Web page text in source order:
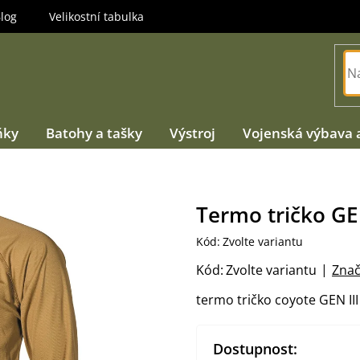
Velikostní tabulka
Batohy a tašky Výstroj Vojenská výbava
termo tričko coyote GEN III
Termo tričko
Kód: Zvolte variantu
Kód:Zvolte variantu
Dostupnost: